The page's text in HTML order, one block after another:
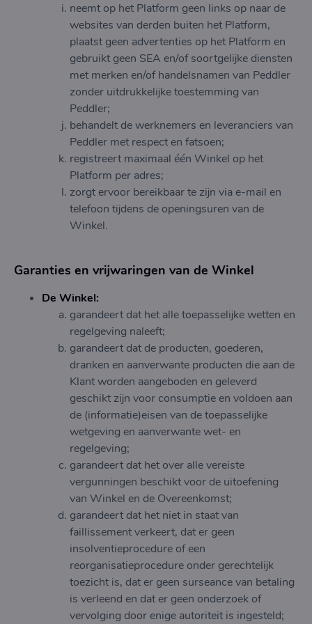
neemt op het Platform geen links op naar de
websites van derden buiten het Platform,
plaatst geen advertenties op het Platform en
gebruikt geen SEA en/of soortgelijke diensten
met merken en/of handelsnamen van Peddler
zonder uitdrukkelijke toestemming van
Peddler;
behandelt de werknemers en leveranciers van
Peddler met respect en fatsoen;
registreert maximaal één Winkel op het
Platform per adres;
zorgt ervoor bereikbaar te zijn via e-mail en
telefoon tijdens de openingsuren van de
Winkel.
Garanties en vrijwaringen van de Winkel
De Winkel:
garandeert dat het alle toepasselijke wetten en
regelgeving naleeft;
garandeert dat de producten, goederen,
dranken en aanverwante producten die aan de
Klant worden aangeboden en geleverd
geschikt zijn voor consumptie en voldoen aan
de (informatie)eisen van de toepasselijke
wetgeving en aanverwante wet- en
regelgeving;
garandeert dat het over alle vereiste
vergunningen beschikt voor de uitoefening
van Winkel en de Overeenkomst;
garandeert dat het niet in staat van
faillissement verkeert, dat er geen
insolventieprocedure of een
reorganisatieprocedure onder gerechtelijk
toezicht is, dat er geen surseance van betaling
is verleend en dat er geen onderzoek of
vervolging door enige autoriteit is ingesteld;